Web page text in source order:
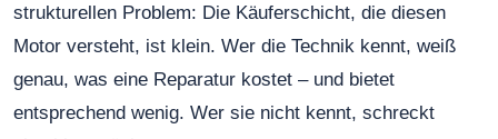
strukturellen Problem: Die Käuferschicht, die diesen
Motor versteht, ist klein. Wer die Technik kennt, weiß
genau, was eine Reparatur kostet – und bietet
entsprechend wenig. Wer sie nicht kennt, schreckt